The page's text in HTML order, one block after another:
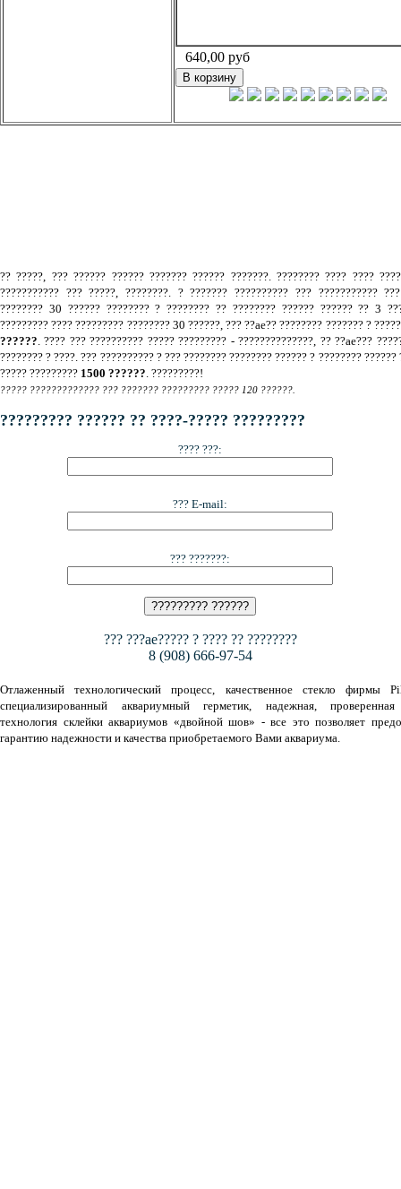
640,00 руб
?? ?????, ??? ?????? ?????? ??????? ?????? ???????. ???????? ???? ????
??????????? ??? ?????, ????????. ? ??????? ?????????? ??? ???????????
???????? 30 ?????? ???????? ? ???????? ?? ???????? ?????? ?????? ?? 3
????????? ???? ????????? ???????? 30 ??????, ??? ??ae?? ???????? ??????? ?
??????. ???? ??? ?????????? ????? ????????? - ??????????????, ?? ??ae???
???????? ? ????. ??? ?????????? ? ??? ???????? ???????? ?????? ? ???????? ??????
????? ????????? 1500 ??????. ?????????!
????? ????????????? ??? ??????? ????????? ????? 120 ??????.
????????? ?????? ?? ????-????? ?????????
???? ???:
??? E-mail:
??? ???????:
??? ???ae????? ? ???? ?? ????????
8 (908) 666-97-54
Отлаженный технологический процесс, качественное стекло фирмы
специализированный аквариумный герметик, надежная,
технология склейки аквариумов «двойной шов» - все это позволяет
гарантию надежности и качества приобретаемого Вами аквариума.